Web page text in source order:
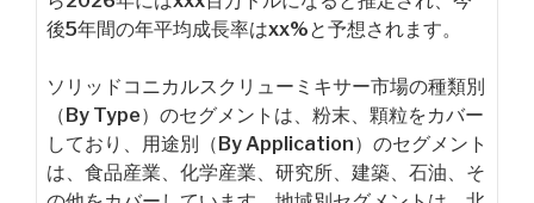
後5年間の年平均成長率はxx%と予想されます。
ソリッドコニカルスクリューミキサー市場の種類別
（By Type）のセグメントは、粉末、顆粒をカバー
しており、用途別（By Application）のセグメント
は、食品産業、化学産業、研究所、建築、石油、そ